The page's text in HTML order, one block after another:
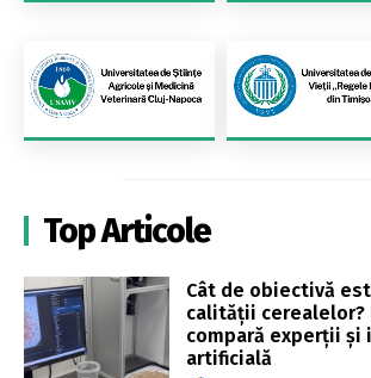
Top Articole
Cât de obiectivă
calității cerealelor?
compară experții
artificială